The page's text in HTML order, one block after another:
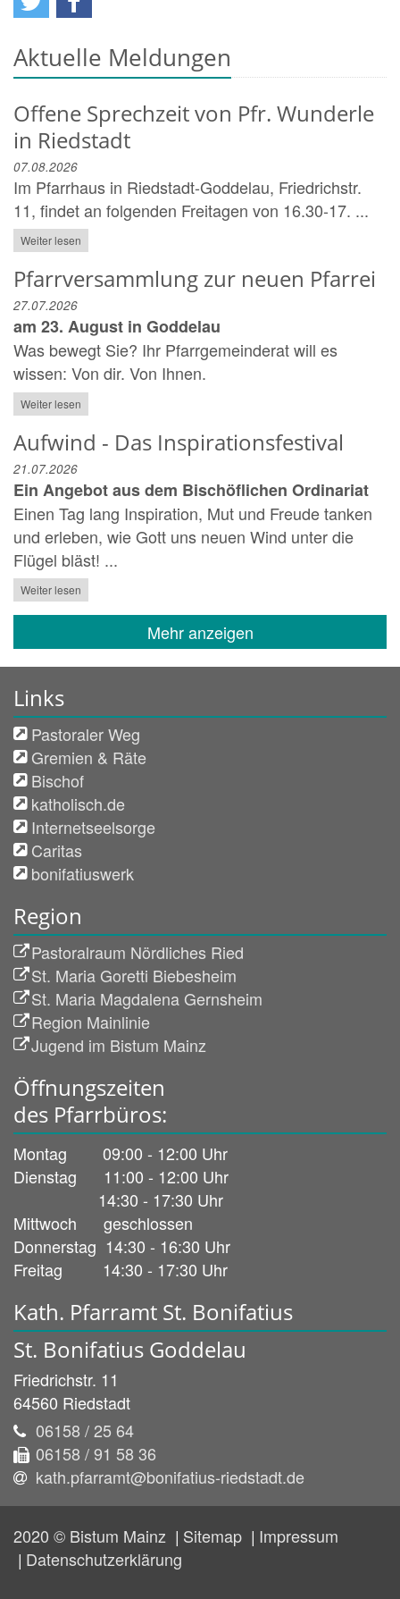
Aktuelle Meldungen
Offene Sprechzeit von Pfr. Wunderle
in Riedstadt
07.08.2026
Im Pfarrhaus in Riedstadt-Goddelau, Friedrichstr.
11, findet an folgenden Freitagen von 16.30-17. ...
Weiter lesen
Pfarrversammlung zur neuen Pfarrei
27.07.2026
am 23. August in Goddelau
Was bewegt Sie? Ihr Pfarrgemeinderat will es
wissen: Von dir. Von Ihnen.
Weiter lesen
Aufwind - Das Inspirationsfestival
21.07.2026
Ein Angebot aus dem Bischöflichen Ordinariat
Einen Tag lang Inspiration, Mut und Freude tanken
und erleben, wie Gott uns neuen Wind unter die
Flügel bläst! ...
Weiter lesen
Mehr anzeigen
Links
Pastoraler Weg
Gremien & Räte
Bischof
katholisch.de
Internetseelsorge
Caritas
bonifatiuswerk
Region
Pastoralraum Nördliches Ried
St. Maria Goretti Biebesheim
St. Maria Magdalena Gernsheim
Region Mainlinie
Jugend im Bistum Mainz
Öffnungszeiten
des Pfarrbüros:
Montag 09:00 - 12:00 Uhr
Dienstag 11:00 - 12:00 Uhr
14:30 - 17:30 Uhr
Mittwoch geschlossen
Donnerstag 14:30 - 16:30 Uhr
Freitag 14:30 - 17:30 Uhr
Kath. Pfarramt St. Bonifatius
St. Bonifatius Goddelau
Friedrichstr. 11
64560 Riedstadt
06158 / 25 64
06158 / 91 58 36
kath.pfarramt@bonifatius-riedstadt.de
2020 © Bistum Mainz Sitemap
Impressum
Datenschutzerklärung